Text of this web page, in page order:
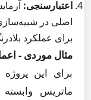
اعتبارسنجی:
اصلی در
برای عملکرد
مثال موردی -
برای این پروژه
ماتریس